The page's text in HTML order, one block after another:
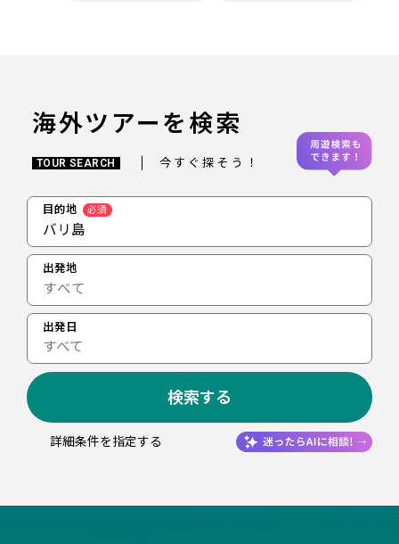
海外ツアーを検索
TOUR SEARCH 今すぐ探そう！
目的地 必須
バリ島
出発地
出発日
すべて
検索する
詳細条件を指定する